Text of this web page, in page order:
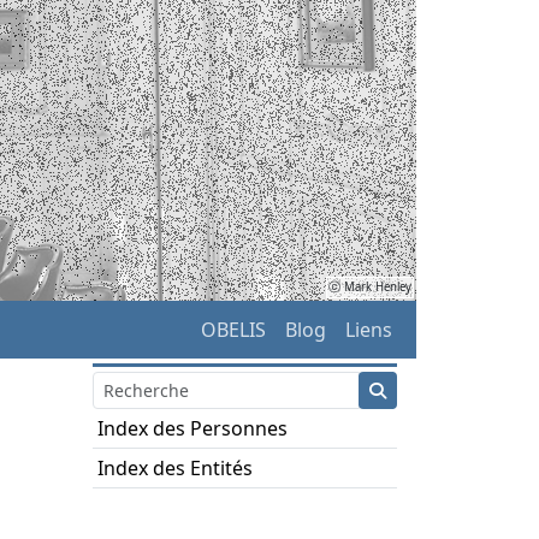
ⓒ Mark Henley
OBELIS Blog Liens
Index des Personnes
Index des Entités